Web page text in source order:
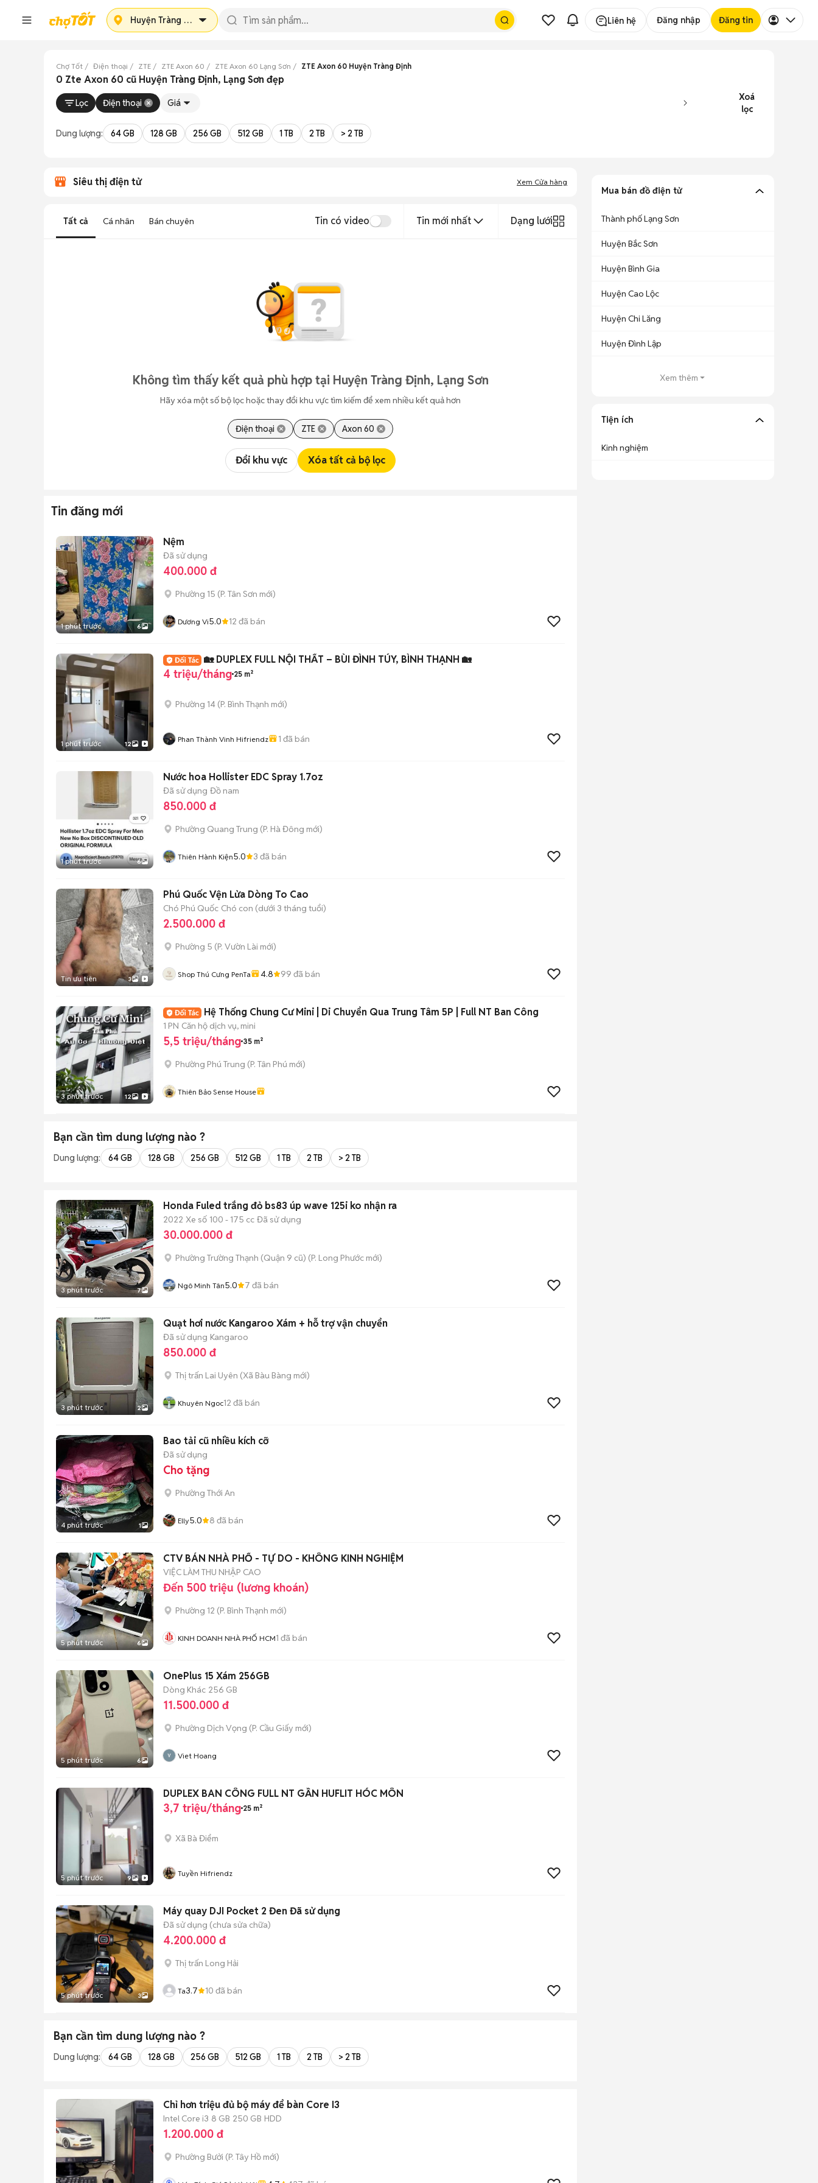
Huyện Tràng Định Liên hệ Đăng nhập Đăng tin
Chợ Tốt Điện thoại ZTE ZTE Axon 60 ZTE Axon 60 Lạng Sơn ZTE Axon 60 Huyện Tràng Định
0 Zte Axon 60 cũ Huyện Tràng Định, Lạng Sơn đẹp
Lọc Điện thoại Giá
Xoá
lọc
Dung lượng: 64 GB 128 GB 256 GB 512 GB 1 TB 2 TB > 2 TB
Siêu thị điện tử Xem Cửa hàng
Tất cả Cá nhân Bán chuyên Tin có video Tin mới nhất Dạng lưới
Không tìm thấy kết quả phù hợp tại Huyện Tràng Định, Lạng Sơn
Hãy xóa một số bộ lọc hoặc thay đổi khu vực tìm kiếm để xem nhiều kết quả hơn
Điện thoại ZTE Axon 60
Đổi khu vực Xóa tất cả bộ lọc
Tin đăng mới
1 phút trước 6
Nệm
Đã sử dụng
400.000 đ
Phường 15 (P. Tân Sơn mới)
Dương Vi5.0 12 đã bán
1 phút trước 12
🏡 DUPLEX FULL NỘI THẤT – BÙI ĐÌNH TÚY, BÌNH THẠNH 🏡
4 triệu/tháng 25 m²
Phường 14 (P. Bình Thạnh mới)
Phan Thành Vinh Hifriendz 1 đã bán
1 phút trước 6
Nước hoa Hollister EDC Spray 1.7oz
Đã sử dụng Đồ nam
850.000 đ
Phường Quang Trung (P. Hà Đông mới)
Thiên Hành Kiện5.0 3 đã bán
Tin ưu tiên 3
Phú Quốc Vện Lửa Dòng To Cao
Chó Phú Quốc Chó con (dưới 3 tháng tuổi)
2.500.000 đ
Phường 5 (P. Vườn Lài mới)
Shop Thú Cưng PenTa 4.8 99 đã bán
3 phút trước 12
Hệ Thống Chung Cư Mini | Di Chuyển Qua Trung Tâm 5P | Full NT Ban Công
1 PN Căn hộ dịch vụ, mini
5,5 triệu/tháng 35 m²
Phường Phú Trung (P. Tân Phú mới)
Thiên Bảo Sense House
Bạn cần tìm dung lượng nào ?
Dung lượng: 64 GB 128 GB 256 GB 512 GB 1 TB 2 TB > 2 TB
3 phút trước 7
Honda Fuled trắng đỏ bs83 úp wave 125i ko nhận ra
2022 Xe số 100 - 175 cc Đã sử dụng
30.000.000 đ
Phường Trường Thạnh (Quận 9 cũ) (P. Long Phước mới)
Ngô Minh Tân5.0 7 đã bán
3 phút trước 2
Quạt hơi nước Kangaroo Xám + hỗ trợ vận chuyển
Đã sử dụng Kangaroo
850.000 đ
Thị trấn Lai Uyên (Xã Bàu Bàng mới)
Khuyên Ngoc12 đã bán
4 phút trước 1
Bao tải cũ nhiều kích cỡ
Đã sử dụng
Cho tặng
Phường Thới An
Elly5.0 8 đã bán
5 phút trước 6
CTV BÁN NHÀ PHỐ - TỰ DO - KHÔNG KINH NGHIỆM
VIỆC LÀM THU NHẬP CAO
Đến 500 triệu (lương khoán)
Phường 12 (P. Bình Thạnh mới)
KINH DOANH NHÀ PHỐ HCM1 đã bán
5 phút trước 6
OnePlus 15 Xám 256GB
Dòng Khác 256 GB
11.500.000 đ
Phường Dịch Vọng (P. Cầu Giấy mới)
Viet Hoang
5 phút trước 9
DUPLEX BAN CÔNG FULL NT GẦN HUFLIT HÓC MÔN
3,7 triệu/tháng 25 m²
Xã Bà Điểm
Tuyền Hifriendz
5 phút trước 3
Máy quay DJI Pocket 2 Đen Đã sử dụng
Đã sử dụng (chưa sửa chữa)
4.200.000 đ
Thị trấn Long Hải
Ta3.7 10 đã bán
Bạn cần tìm dung lượng nào ?
Dung lượng: 64 GB 128 GB 256 GB 512 GB 1 TB 2 TB > 2 TB
Chỉ hơn triệu đủ bộ máy để bàn Core I3
Intel Core i3 8 GB 250 GB HDD
1.200.000 đ
Phường Bưởi (P. Tây Hồ mới)
Mua bán đồ điện tử
Thành phố Lạng Sơn
Huyện Bắc Sơn
Huyện Bình Gia
Huyện Cao Lộc
Huyện Chi Lăng
Huyện Đình Lập
Xem thêm
Tiện ích
Kinh nghiệm